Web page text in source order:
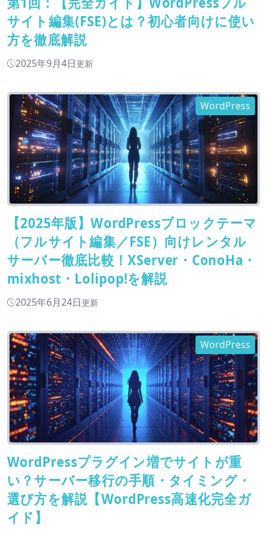
サイト編集(FSE)とは？初心者向けに使い
方を徹底解説
2025年9月4日更新
【2025年版】WordPressブロックテーマ
（フルサイト編集／FSE）向けレンタル
サーバー徹底比較！XServer・ConoHa・
mixhost・Lolipop!を解説
WordPress
2025年6月24日更新
WordPressプラグイン増でサイトが重
い？サーバー移行の手順・タイミング・
選び方を解説【WordPress高速化完全ガ
イド】
WordPress